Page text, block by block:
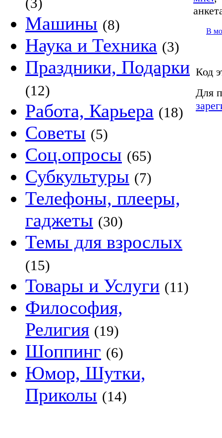
Машины (8)
Наука и Техника (3)
Праздники, Подарки
(12)
Работа, Карьера (18)
Советы (5)
Соц.опросы (65)
Субкультуры (7)
Телефоны, плееры,
гаджеты (30)
Темы для взрослых
(15)
Товары и Услуги (11)
Философия,
Религия (19)
Шоппинг (6)
Юмор, Шутки,
Приколы (14)
В
Код
Для